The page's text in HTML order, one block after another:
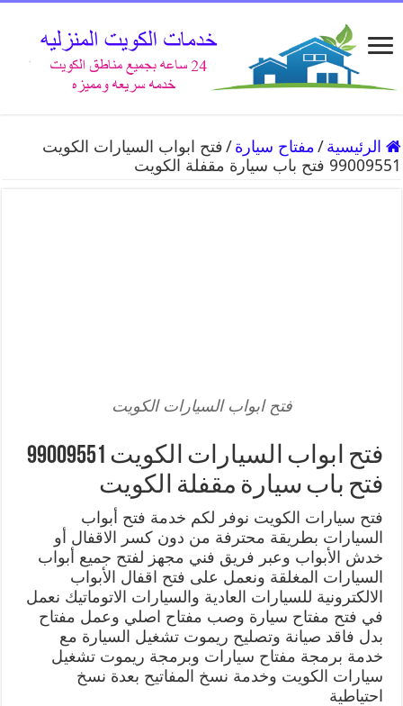
الرئيسية /مفتاح سيارة /فتح ابواب السيارات الكويت
99009551 فتح باب سيارة مقفلة الكويت
فتح ابواب السيارات الكويت
فتح ابواب السيارات الكويت 99009551
فتح باب سيارة مقفلة الكويت
فتح سيارات الكويت نوفر لكم خدمة فتح أبواب
السيارات بطريقة محترفة من دون كسر الاقفال أو
خدش الأبواب وعبر فريق فني مجهز لفتح جميع أبواب
السيارات المغلقة ونعمل على فتح اقفال الأبواب
الالكترونية للسيارات العادية والسيارات الاتوماتيك نعمل
في فتح مفتاح سيارة وصب مفتاح اصلي وعمل مفتاح
بدل فاقد صيانة وتصليح ريموت تشغيل السيارة مع
خدمة برمجة مفتاح سيارات وبرمجة ريموت تشغيل
سيارات الكويت وخدمة نسخ المفاتيح بعدة نسخ
احتياطية